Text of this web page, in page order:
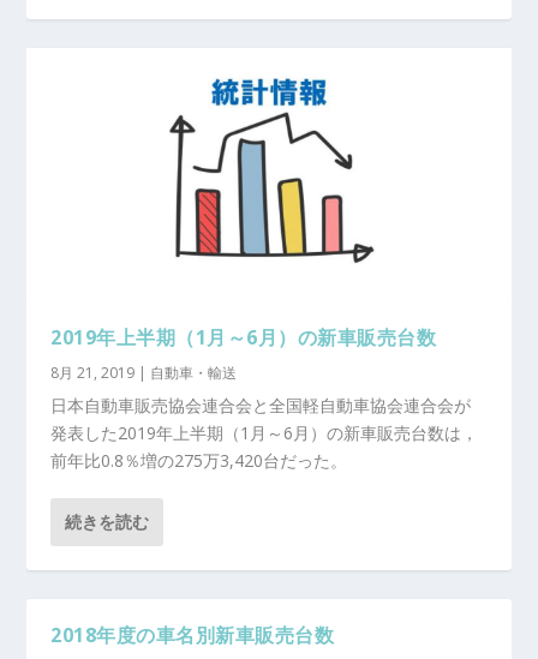
2019年上半期（1月～6月）の新車販売台数
8月 21, 2019 | 自動車・輸送
日本自動車販売協会連合会と全国軽自動車協会連合会が
発表した2019年上半期（1月～6月）の新車販売台数は，
前年比0.8％増の275万3,420台だった。
続きを読む
2018年度の車名別新車販売台数